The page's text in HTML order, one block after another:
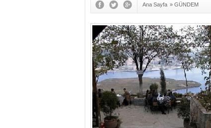
Ana Sayfa » GÜNDEM